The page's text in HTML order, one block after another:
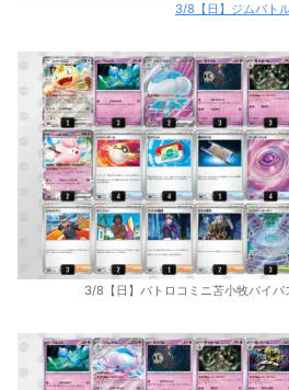
3/8【日】ジムバト
3/8【日】バトロコミニ苫小牧バイパ